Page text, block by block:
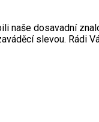
naše dosavadní
slevou. Rádi